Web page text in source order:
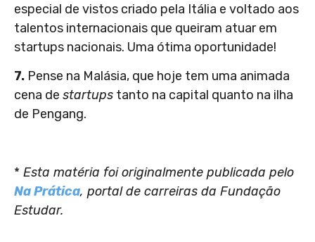
especial de vistos criado pela Itália e voltado aos
talentos internacionais que queiram atuar em
startups nacionais. Uma ótima oportunidade!
7. Pense na Malásia, que hoje tem uma animada
cena de startups tanto na capital quanto na ilha
de Pengang.
* Esta matéria foi originalmente publicada pelo
Na Prática, portal de carreiras da Fundação
Estudar.